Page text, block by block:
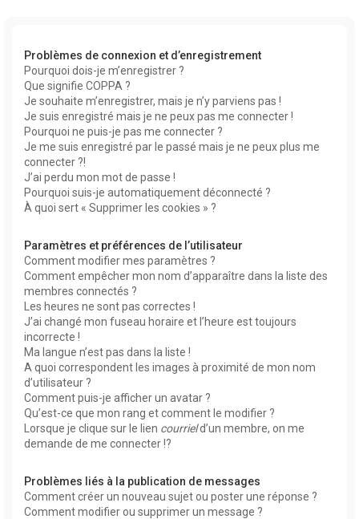
Problèmes de connexion et d’enregistrement
Pourquoi dois-je m’enregistrer ?
Que signifie COPPA ?
Je souhaite m’enregistrer, mais je n’y parviens pas !
Je suis enregistré mais je ne peux pas me connecter !
Pourquoi ne puis-je pas me connecter ?
Je me suis enregistré par le passé mais je ne peux plus me
connecter ?!
J’ai perdu mon mot de passe !
Pourquoi suis-je automatiquement déconnecté ?
À quoi sert « Supprimer les cookies » ?
Paramètres et préférences de l’utilisateur
Comment modifier mes paramètres ?
Comment empêcher mon nom d’apparaître dans la liste des
membres connectés ?
Les heures ne sont pas correctes !
J’ai changé mon fuseau horaire et l’heure est toujours
incorrecte !
Ma langue n’est pas dans la liste !
A quoi correspondent les images à proximité de mon nom
d’utilisateur ?
Comment puis-je afficher un avatar ?
Qu’est-ce que mon rang et comment le modifier ?
Lorsque je clique sur le lien courrield’un membre, on me
demande de me connecter !?
Problèmes liés à la publication de messages
Comment créer un nouveau sujet ou poster une réponse ?
Comment modifier ou supprimer un message ?